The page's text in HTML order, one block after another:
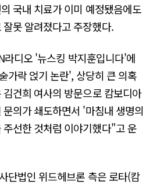
국내 치료가 이미 예정됐음에도
못 알려졌다고 주장했다.
라디오 '뉴스킹 박지훈입니다'에
가락 얹기 논란', 상당히 큰 의혹
건희 여사의 방문으로 캄보디아
의가 쇄도하면서 '마침내 생명의
선한 것처럼 이야기했다"고 운
단법인 위드헤브론 측은 로타(캄